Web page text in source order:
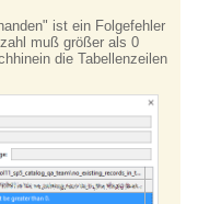
ist ein Folgefehler
muß größer als 0
die Tabellenzeilen